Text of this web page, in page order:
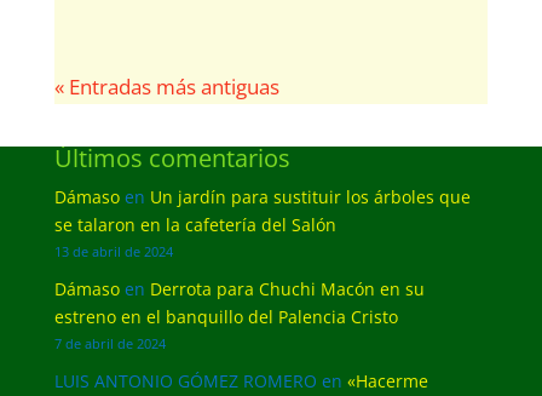
« Entradas más antiguas
Últimos comentarios
Dámasoen Un jardín para sustituir los árboles que
se talaron en la cafetería del Salón
13 de abril de 2024
Dámasoen Derrota para Chuchi Macón en su
estreno en el banquillo del Palencia Cristo
7 de abril de 2024
LUIS ANTONIO GÓMEZ ROMERO en «Hacerme